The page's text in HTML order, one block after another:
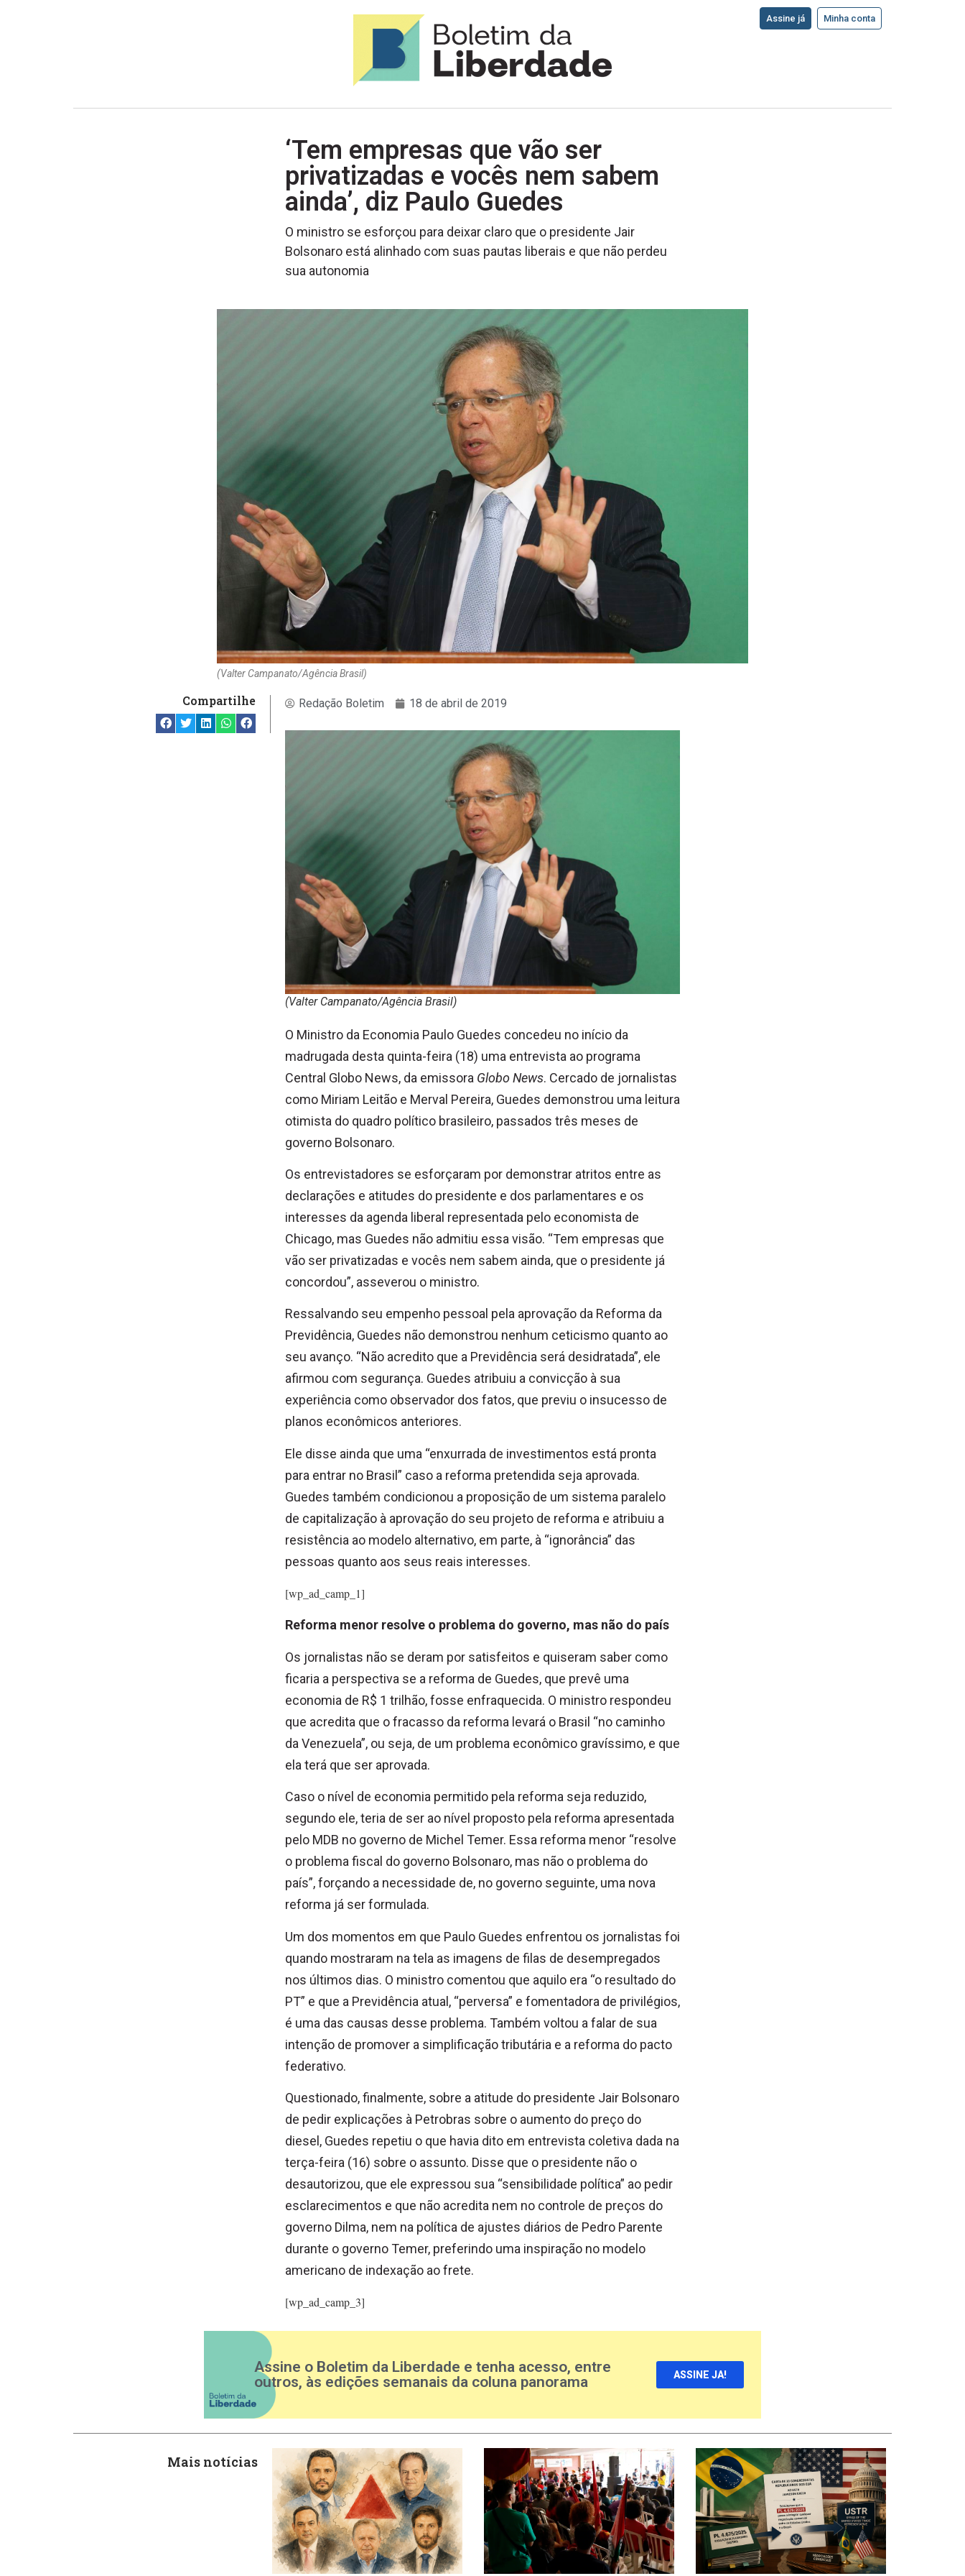
Assine já Minha conta
‘Tem empresas que vão ser
privatizadas e vocês nem sabem
ainda’, diz Paulo Guedes
O ministro se esforçou para deixar claro que o presidente Jair
Bolsonaro está alinhado com suas pautas liberais e que não perdeu
sua autonomia
(Valter Campanato/Agência Brasil)
Compartilhe Redação Boletim 18 de abril de 2019
(Valter Campanato/Agência Brasil)
O Ministro da Economia Paulo Guedes concedeu no início da
madrugada desta quinta-feira (18) uma entrevista ao programa
Central Globo News, da emissora Globo News. Cercado de jornalistas
como Miriam Leitão e Merval Pereira, Guedes demonstrou uma leitura
otimista do quadro político brasileiro, passados três meses de
governo Bolsonaro.
Os entrevistadores se esforçaram por demonstrar atritos entre as
declarações e atitudes do presidente e dos parlamentares e os
interesses da agenda liberal representada pelo economista de
Chicago, mas Guedes não admitiu essa visão. “Tem empresas que
vão ser privatizadas e vocês nem sabem ainda, que o presidente já
concordou”, asseverou o ministro.
Ressalvando seu empenho pessoal pela aprovação da Reforma da
Previdência, Guedes não demonstrou nenhum ceticismo quanto ao
seu avanço. “Não acredito que a Previdência será desidratada”, ele
afirmou com segurança. Guedes atribuiu a convicção à sua
experiência como observador dos fatos, que previu o insucesso de
planos econômicos anteriores.
Ele disse ainda que uma “enxurrada de investimentos está pronta
para entrar no Brasil” caso a reforma pretendida seja aprovada.
Guedes também condicionou a proposição de um sistema paralelo
de capitalização à aprovação do seu projeto de reforma e atribuiu a
resistência ao modelo alternativo, em parte, à “ignorância” das
pessoas quanto aos seus reais interesses.
[wp_ad_camp_1]
Reforma menor resolve o problema do governo, mas não do país
Os jornalistas não se deram por satisfeitos e quiseram saber como
ficaria a perspectiva se a reforma de Guedes, que prevê uma
economia de R$ 1 trilhão, fosse enfraquecida. O ministro respondeu
que acredita que o fracasso da reforma levará o Brasil “no caminho
da Venezuela”, ou seja, de um problema econômico gravíssimo, e que
ela terá que ser aprovada.
Caso o nível de economia permitido pela reforma seja reduzido,
segundo ele, teria de ser ao nível proposto pela reforma apresentada
pelo MDB no governo de Michel Temer. Essa reforma menor “resolve
o problema fiscal do governo Bolsonaro, mas não o problema do
país”, forçando a necessidade de, no governo seguinte, uma nova
reforma já ser formulada.
Um dos momentos em que Paulo Guedes enfrentou os jornalistas foi
quando mostraram na tela as imagens de filas de desempregados
nos últimos dias. O ministro comentou que aquilo era “o resultado do
PT” e que a Previdência atual, “perversa” e fomentadora de privilégios,
é uma das causas desse problema. Também voltou a falar de sua
intenção de promover a simplificação tributária e a reforma do pacto
federativo.
Questionado, finalmente, sobre a atitude do presidente Jair Bolsonaro
de pedir explicações à Petrobras sobre o aumento do preço do
diesel, Guedes repetiu o que havia dito em entrevista coletiva dada na
terça-feira (16) sobre o assunto. Disse que o presidente não o
desautorizou, que ele expressou sua “sensibilidade política” ao pedir
esclarecimentos e que não acredita nem no controle de preços do
governo Dilma, nem na política de ajustes diários de Pedro Parente
durante o governo Temer, preferindo uma inspiração no modelo
americano de indexação ao frete.
[wp_ad_camp_3]
Assine o Boletim da Liberdade e tenha acesso, entre
outros, às edições semanais da coluna panorama
ASSINE JA!
Mais notícias